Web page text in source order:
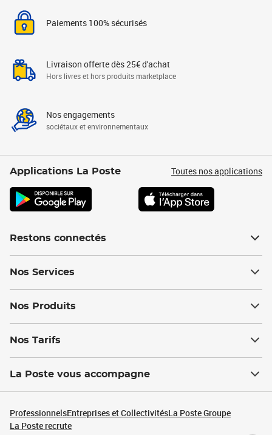
Paiements 100% sécurisés
Livraison offerte dès 25€ d'achat
Hors livres et hors produits marketplace
Nos engagements
sociétaux et environnementaux
Applications La Poste Toutes nos applications
Restons connectés
Nos Services
Nos Produits
Nos Tarifs
La Poste vous accompagne
ProfessionnelsEntreprises et CollectivitésLa Poste Groupe
La Poste recrute